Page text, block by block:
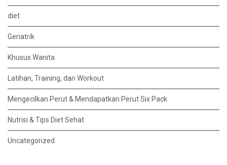
diet
Geriatrik
Khusus Wanita
Latihan, Training, dan Workout
Mengecilkan Perut & Mendapatkan Perut Six Pack
Nutrisi & Tips Diet Sehat
Uncategorized